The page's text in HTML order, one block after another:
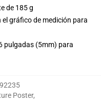
de 185 g
gráfico de medición para
pulgadas (5mm) para
Poster,